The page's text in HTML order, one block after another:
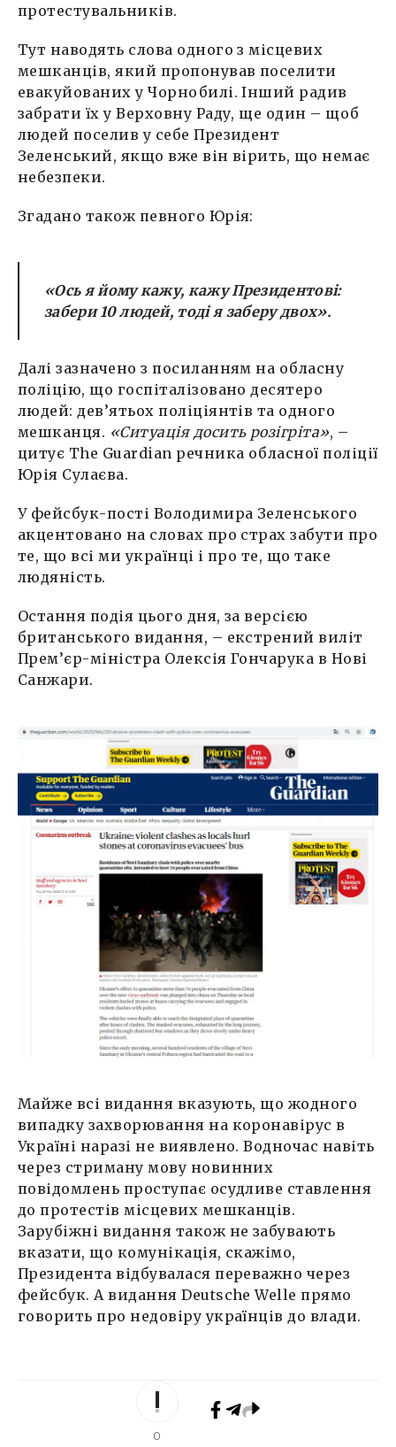
протестувальників.
Тут наводять слова одного з місцевих
мешканців, який пропонував поселити
евакуйованих у Чорнобилі. Інший радив
забрати їх у Верховну Раду, ще один – щоб
людей поселив у себе Президент
Зеленський, якщо вже він вірить, що немає
небезпеки.
Згадано також певного Юрія:
«Ось я йому кажу, кажу Президентові:
забери 10 людей, тоді я заберу двох».
Далі зазначено з посиланням на обласну
поліцію, що госпіталізовано десятеро
людей: дев’ятьох поліціянтів та одного
мешканця. «Ситуація досить розігріта», –
цитує The Guardian речника обласної поліції
Юрія Сулаєва.
У фейсбук-пості Володимира Зеленського
акцентовано на словах про страх забути про
те, що всі ми українці і про те, що таке
людяність.
Остання подія цього дня, за версією
британського видання, – екстрений виліт
Прем’єр-міністра Олексія Гончарука в Нові
Санжари.
Майже всі видання вказують, що жодного
випадку захворювання на коронавірус в
Україні наразі не виявлено. Водночас навіть
через стриману мову новинних
повідомлень проступає осудливе ставлення
до протестів місцевих мешканців.
Зарубіжні видання також не забувають
вказати, що комунікація, скажімо,
Президента відбувалася переважно через
фейсбук. А видання Deutsche Welle прямо
говорить про недовіру українців до влади.
0